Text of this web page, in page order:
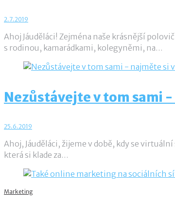
2.7.2019
Ahoj Jáuděláci! Zejména naše krásnější
s rodinou, kamarádkami, kolegyněmi, na…
Nezůstávejte v tom sami
25.6.2019
Ahoj, Jáuděláci, žijeme v době, kdy se
která si klade za…
Marketing